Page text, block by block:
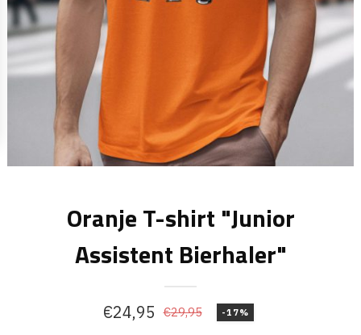
Oranje T-shirt "Junior
Assistent Bierhaler"
€29,95
Oorspronkelijke
€24,95
Huidige
-17%